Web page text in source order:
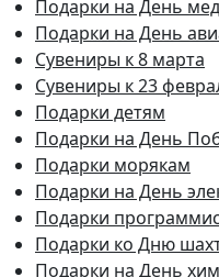
Подарки на День
Подарки на День
Сувениры к 8 марта
Сувениры к 23
Подарки детям
Подарки на День
Подарки морякам
Подарки на День
Подарки
Подарки ко Дню
Подарки на День